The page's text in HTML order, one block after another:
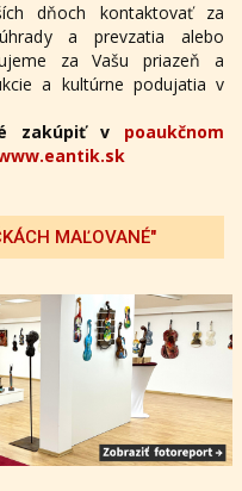
dňoch kontaktovať za
a prevzatia alebo
za Vašu priazeň a
a kultúrne podujatia v
zakúpiť v poaukčnom
MAĽOVANÉ"